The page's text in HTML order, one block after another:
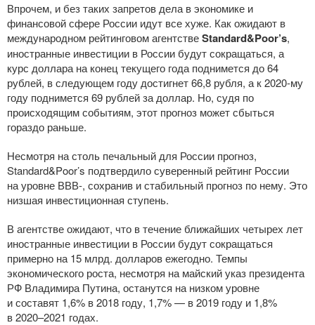
Впрочем, и без таких запретов дела в экономике и
финансовой сфере России идут все хуже. Как ожидают в
международном рейтинговом агентствеStandard&Poor’s,
иностранные инвестиции в России будут сокращаться, а
курс доллара на конец текущего года поднимется до 64
рублей, в следующем году достигнет 66,8 рубля, а к2020-му
году поднимется 69 рублей за доллар. Но, судя по
происходящим событиям, этот прогноз может сбыться
гораздо раньше.
Несмотря на столь печальный для России прогноз,
Standard&Poor’s подтвердило суверенный рейтинг России
на уровне ВВВ-, сохранив и стабильный прогноз по нему. Это
низшая инвестиционная ступень.
В агентстве ожидают, что в течение ближайших четырех лет
иностранные инвестиции в России будут сокращаться
примерно на 15 млрд. долларов ежегодно. Темпы
экономического роста, несмотря на майский указ президента
РФ Владимира Путина, останутся на низком уровне
и составят 1,6% в 2018 году, 1,7% — в 2019 году и 1,8%
в 2020–2021 годах.